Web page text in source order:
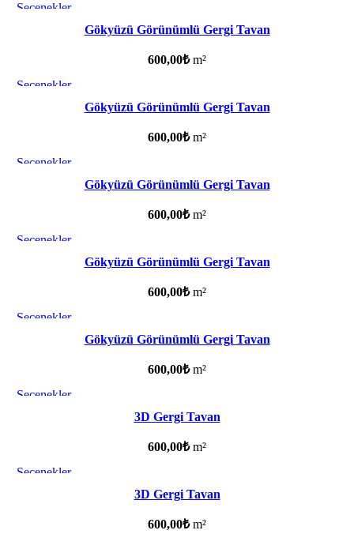
Seçenekler
Gökyüzü Görünümlü Gergi Tavan
600,00₺m²
Seçenekler
Gökyüzü Görünümlü Gergi Tavan
600,00₺m²
Seçenekler
Gökyüzü Görünümlü Gergi Tavan
600,00₺m²
Seçenekler
Gökyüzü Görünümlü Gergi Tavan
600,00₺m²
Seçenekler
Gökyüzü Görünümlü Gergi Tavan
600,00₺m²
Seçenekler
3D Gergi Tavan
600,00₺m²
Seçenekler
3D Gergi Tavan
600,00₺m²